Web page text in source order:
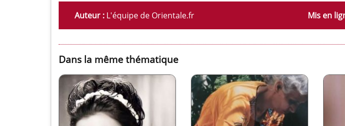
Auteur : L'équipe de Orientale.fr Mis en
Dans la même thématique